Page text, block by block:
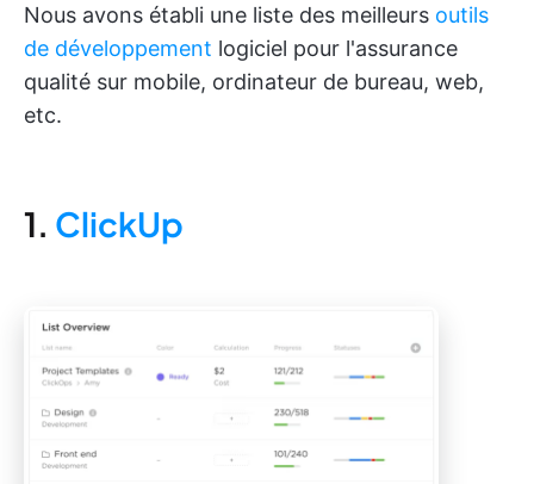
Nous avons établi une liste des meilleurs outils
de développement logiciel pour l'assurance
qualité sur mobile, ordinateur de bureau, web,
etc.
1. ClickUp